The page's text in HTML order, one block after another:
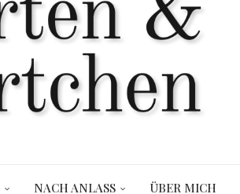
NACH ANLASS ÜBER MICH